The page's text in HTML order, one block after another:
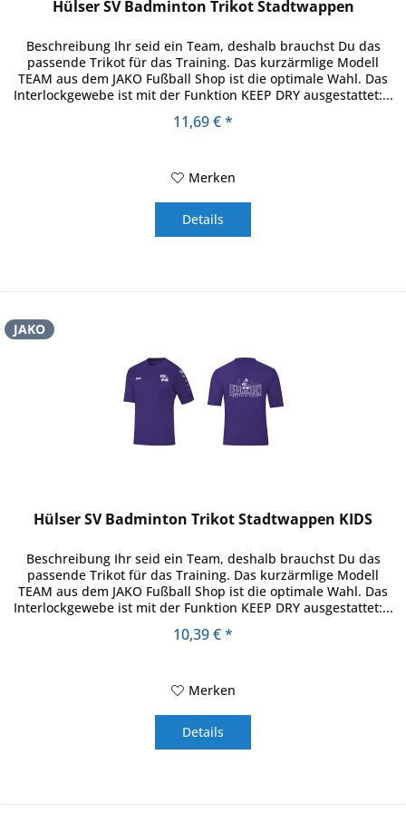
Hülser SV Badminton Trikot Stadtwappen
Beschreibung Ihr seid ein Team, deshalb brauchst Du das
passende Trikot für das Training. Das kurzärmlige Modell
TEAM aus dem JAKO Fußball Shop ist die optimale Wahl. Das
Interlockgewebe ist mit der Funktion KEEP DRY ausgestattet:...
11,69 € *
Merken
Details
JAKO
Hülser SV Badminton Trikot Stadtwappen KIDS
Beschreibung Ihr seid ein Team, deshalb brauchst Du das
passende Trikot für das Training. Das kurzärmlige Modell
TEAM aus dem JAKO Fußball Shop ist die optimale Wahl. Das
Interlockgewebe ist mit der Funktion KEEP DRY ausgestattet:...
10,39 € *
Merken
Details